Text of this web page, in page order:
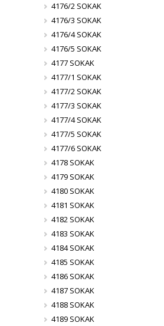
4176/2 SOKAK
4176/3 SOKAK
4176/4 SOKAK
4176/5 SOKAK
4177 SOKAK
4177/1 SOKAK
4177/2 SOKAK
4177/3 SOKAK
4177/4 SOKAK
4177/5 SOKAK
4177/6 SOKAK
4178 SOKAK
4179 SOKAK
4180 SOKAK
4181 SOKAK
4182 SOKAK
4183 SOKAK
4184 SOKAK
4185 SOKAK
4186 SOKAK
4187 SOKAK
4188 SOKAK
4189 SOKAK